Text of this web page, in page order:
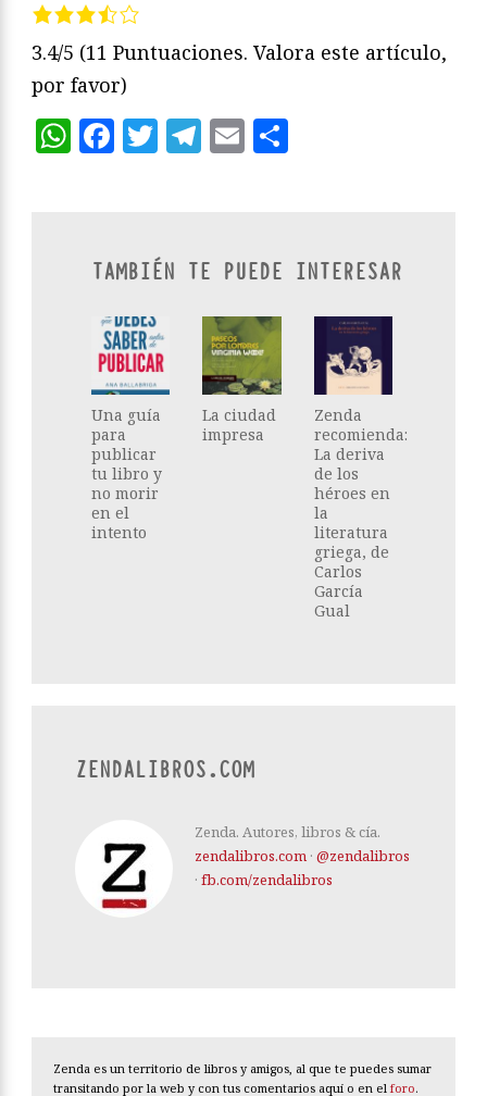
3.4/5 (11 Puntuaciones. Valora este artículo,
por favor)
WhatsApp
Facebook
Twitter
Telegram
Email
TAMBIÉN TE PUEDE INTERESAR
Una guía
para
publicar
tu libro y
no morir
en el
intento
La ciudad
impresa
Zenda
recomienda:
La deriva
de los
héroes en
la
literatura
griega, de
Carlos
García
Gual
ZENDALIBROS.COM
Zenda. Autores, libros & cía.
zendalibros.com · @zendalibros
· fb.com/zendalibros
Zenda es un territorio de libros y amigos, al que te puedes sumar
transitando por la web y con tus comentarios aquí o en el foro.